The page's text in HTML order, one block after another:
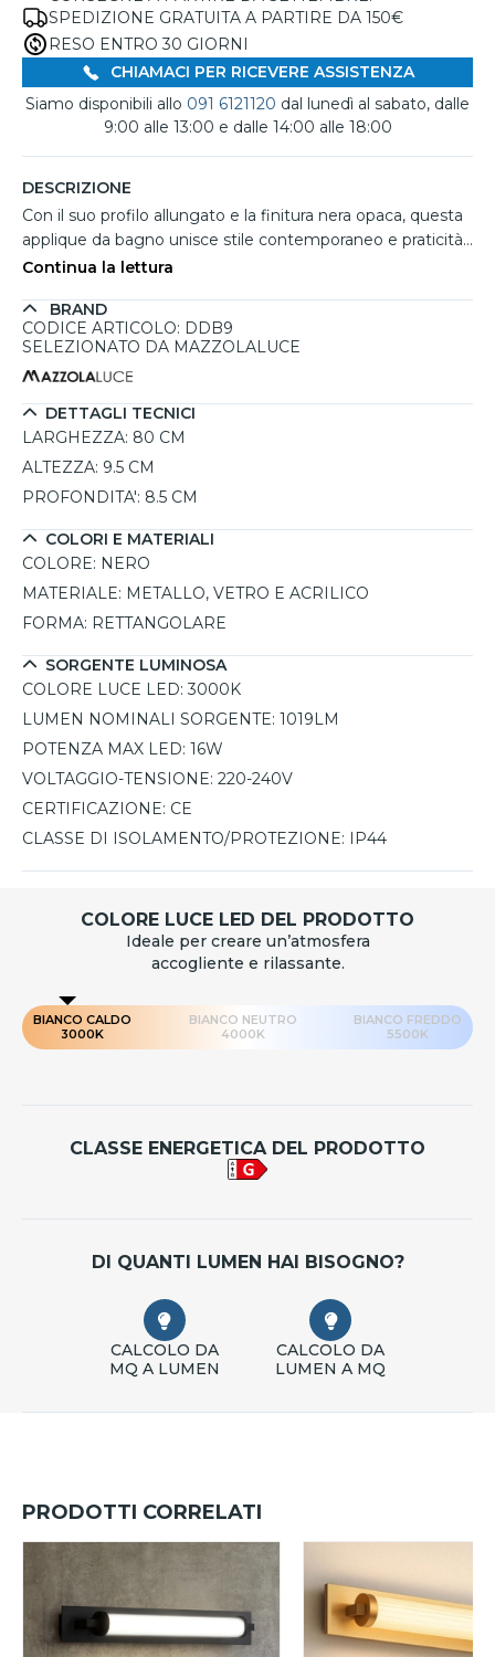
SPEDIZIONE GRATUITA A PARTIRE DA 150€
RESO ENTRO 30 GIORNI
CHIAMACI PER RICEVERE ASSISTENZA
Siamo disponibili allo 091 6121120 dal lunedì al sabato, dalle
9:00 alle 13:00 e dalle 14:00 alle 18:00
DESCRIZIONE
Con il suo profilo allungato e la finitura nera opaca, questa
applique da bagno unisce stile contemporaneo e praticità
luminosa. Il corpo in metallo nero ospita un diffusore
uniforme e calda. Il LED integrato da 16W, con una
temperatura colore di 3000K, garantisce una luce
sopra specchi di ampie dimensioni. Lunga 80 cm e dotata
di protezione IP44, è ideale per l’uso in ambienti umidi,
offrendo un perfetto equilibrio tra efficienza, design e
sicurezza.
Continua la lettura
BRAND
CODICE ARTICOLO: DDB9
SELEZIONATO DA MAZZOLALUCE
DETTAGLI TECNICI
LARGHEZZA: 80 CM
ALTEZZA: 9.5 CM
PROFONDITA': 8.5 CM
COLORI E MATERIALI
COLORE: NERO
MATERIALE: METALLO, VETRO E ACRILICO
FORMA: RETTANGOLARE
SORGENTE LUMINOSA
COLORE LUCE LED: 3000K
LUMEN NOMINALI SORGENTE: 1019LM
POTENZA MAX LED: 16W
VOLTAGGIO-TENSIONE: 220-240V
CERTIFICAZIONE: CE
CLASSE DI ISOLAMENTO/PROTEZIONE: IP44
COLORE LUCE LED DEL PRODOTTO
Ideale per creare un’atmosfera
accogliente e rilassante.
BIANCO CALDO
3000K
BIANCO NEUTRO
4000K
BIANCO FREDDO
5500K
CLASSE ENERGETICA DEL PRODOTTO
DI QUANTI LUMEN HAI BISOGNO?
CALCOLO DA
MQ A LUMEN
CALCOLO DA
LUMEN A MQ
PRODOTTI CORRELATI